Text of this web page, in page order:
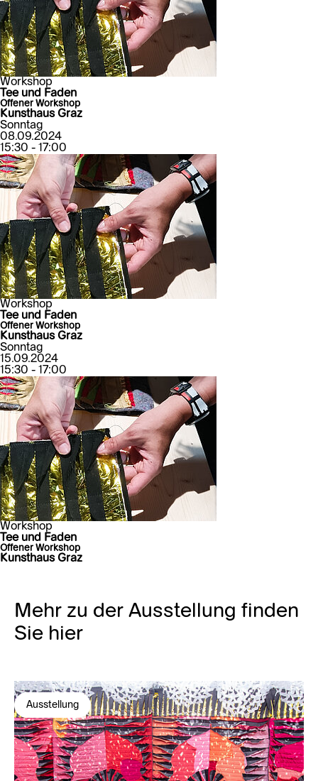
Workshop
Tee und Faden
Offener Workshop
Kunsthaus Graz
Sonntag
08.09.2024
15:30 - 17:00
Workshop
Tee und Faden
Offener Workshop
Kunsthaus Graz
Sonntag
15.09.2024
15:30 - 17:00
Workshop
Tee und Faden
Offener Workshop
Kunsthaus Graz
Mehr zu der Ausstellung finden
Sie hier
Ausstellung